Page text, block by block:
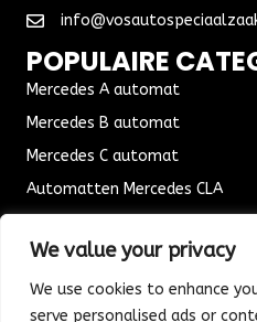
We value your privacy
We use cookies to enhance
serve personalised ads or
POPULAIRE
Mercedes A automat
Mercedes B automat
Mercedes C automat
Automatten Mercedes CLA
ALGEMENE
Algemene voorwaarden